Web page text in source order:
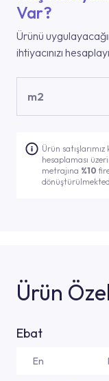
Var?
Ürünü
ihtiyacınızı
m2
Ürün
hesaplaması
metrajına %10
Ürün
Ebat
En